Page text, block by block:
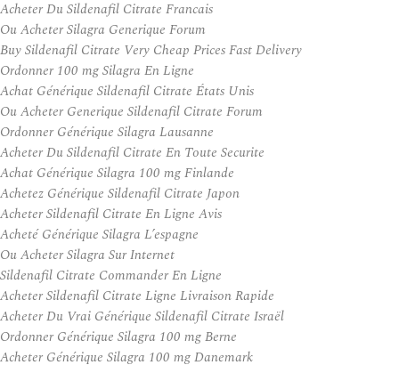
Acheter Du Sildenafil Citrate Francais
Ou Acheter Silagra Generique Forum
Buy Sildenafil Citrate Very Cheap Prices Fast Delivery
Ordonner 100 mg Silagra En Ligne
Achat Générique Sildenafil Citrate États Unis
Ou Acheter Generique Sildenafil Citrate Forum
Ordonner Générique Silagra Lausanne
Acheter Du Sildenafil Citrate En Toute Securite
Achat Générique Silagra 100 mg Finlande
Achetez Générique Sildenafil Citrate Japon
Acheter Sildenafil Citrate En Ligne Avis
Acheté Générique Silagra L’espagne
Ou Acheter Silagra Sur Internet
Sildenafil Citrate Commander En Ligne
Acheter Sildenafil Citrate Ligne Livraison Rapide
Acheter Du Vrai Générique Sildenafil Citrate Israël
Ordonner Générique Silagra 100 mg Berne
Acheter Générique Silagra 100 mg Danemark